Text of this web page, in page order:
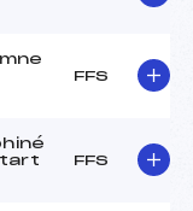
FFS
FFS